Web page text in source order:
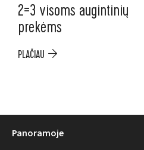
2=3 visoms augintinių
prekėms
PLAČIAU
Panoramoje